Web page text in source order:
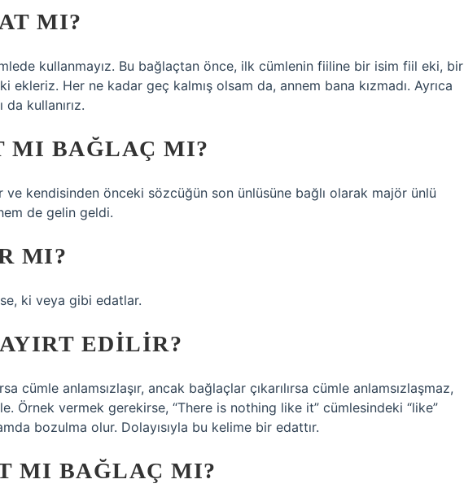
MI?
kullanmayız. Bu bağlaçtan önce, ilk cümlenin fiiline bir isim fiil eki, bir
ekleriz. Her ne kadar geç kalmış olsam da, annem bana kızmadı. Ayrıca
kullanırız.
MI BAĞLAÇ MI?
ve kendisinden önceki sözcüğün son ünlüsüne bağlı olarak majör ünlü
de gelin geldi.
MI?
ki veya gibi edatlar.
EDILIR?
cümle anlamsızlaşır, ancak bağlaçlar çıkarılırsa cümle anlamsızlaşmaz,
Örnek vermek gerekirse, “There is nothing like it” cümlesindeki “like”
bozulma olur. Dolayısıyla bu kelime bir edattır.
MI BAĞLAÇ MI?